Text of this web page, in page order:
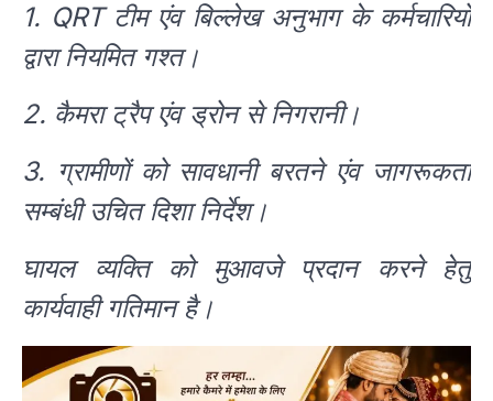
1. QRT टीम एंव बिल्लेख अनुभाग के कर्मचारियों
द्वारा नियमित गश्त।
2. कैमरा ट्रैप एंव ड्रोन से निगरानी।
3. ग्रामीणों को सावधानी बरतने एंव जागरूकता
सम्बंधी उचित दिशा निर्देश।
घायल व्यक्ति को मुआवजे प्रदान करने हेतु
कार्यवाही गतिमान है।